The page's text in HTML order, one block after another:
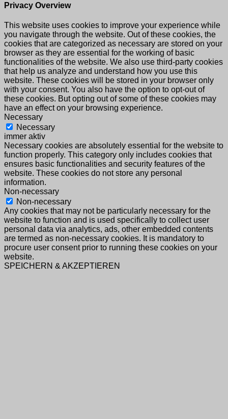
Privacy Overview
This website uses cookies to improve your experience while
you navigate through the website. Out of these cookies, the
cookies that are categorized as necessary are stored on your
browser as they are essential for the working of basic
functionalities of the website. We also use third-party cookies
that help us analyze and understand how you use this
website. These cookies will be stored in your browser only
with your consent. You also have the option to opt-out of
these cookies. But opting out of some of these cookies may
have an effect on your browsing experience.
Necessary
Necessary
immer aktiv
Necessary cookies are absolutely essential for the website to
function properly. This category only includes cookies that
ensures basic functionalities and security features of the
website. These cookies do not store any personal
information.
Non-necessary
Non-necessary
Any cookies that may not be particularly necessary for the
website to function and is used specifically to collect user
personal data via analytics, ads, other embedded contents
are termed as non-necessary cookies. It is mandatory to
procure user consent prior to running these cookies on your
website.
SPEICHERN & AKZEPTIEREN